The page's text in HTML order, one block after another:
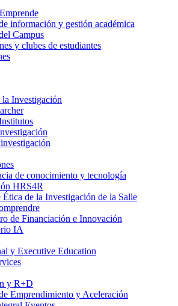
información y gestión académica
Campus
y clubes de estudiantes
Investigación
de conocimiento y tecnología
HRS4R
Ética de la Investigación de la Salle
de Financiación e Innovación
IA
y Executive Education
y R+D
Emprendimiento y Aceleración